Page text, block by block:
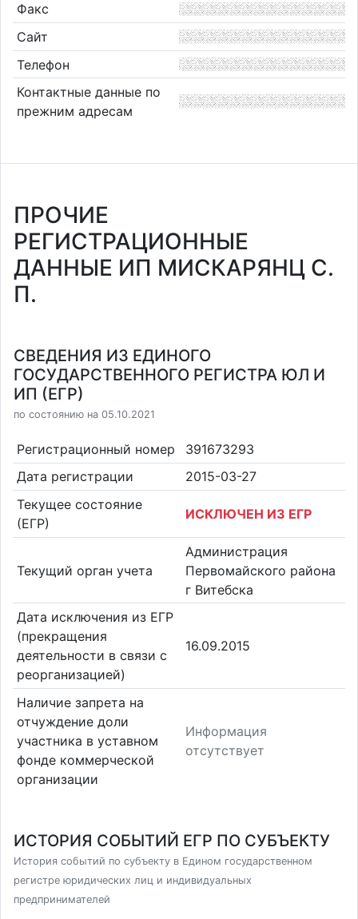
Факс
Сайт
Телефон
Контактные данные по
прежним адресам
ПРОЧИЕ
РЕГИСТРАЦИОННЫЕ
ДАННЫЕ ИП МИСКАРЯНЦ С.
П.
СВЕДЕНИЯ ИЗ ЕДИНОГО
ГОСУДАРСТВЕННОГО РЕГИСТРА ЮЛ И
ИП (ЕГР)
по состоянию на 05.10.2021
Регистрационный номер
391673293
Дата регистрации
2015-03-27
Текущее состояние
(ЕГР)
ИСКЛЮЧЕН ИЗ ЕГР
Текущий орган учета
Администрация
Первомайского района
г Витебска
Дата исключения из ЕГР
(прекращения
деятельности в связи с
реорганизацией)
16.09.2015
Наличие запрета на
отчуждение доли
участника в уставном
фонде коммерческой
организации
Информация
отсутствует
ИСТОРИЯ СОБЫТИЙ ЕГР ПО СУБЪЕКТУ
История событий по субъекту в Едином государственном
регистре юридических лиц и индивидуальных
предпринимателей